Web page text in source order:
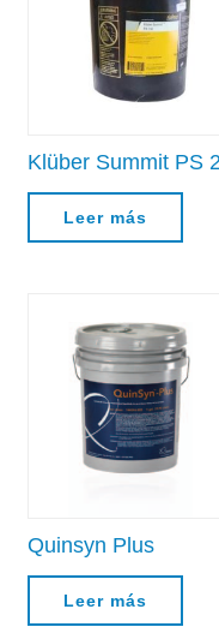
Klüber Summit PS
Leer más
Quinsyn Plus
Leer más